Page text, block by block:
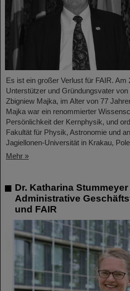
Es ist ein großer Verlust für FAIR. Am
Unterstützer und Gründungsvater
Zbigniew Majka, im Alter von 77
Majka war ein renommierter
Persönlichkeit der Kernphysik, und
Fakultät für Physik, Astronomie und
Jagiellonen-Universität in Krakau,
Mehr »
Dr. Katharina
Administrative
und FAIR